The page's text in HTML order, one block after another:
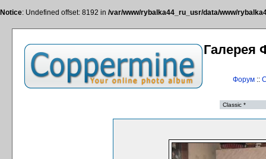
Notice: Undefined offset: 8192 in /var/www/rybalka44_ru_usr/data/www/
Галерея
Форум::